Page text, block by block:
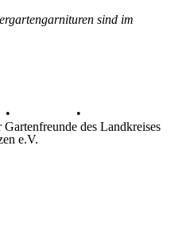
sind im
•
•
des Landkreises
e.V.